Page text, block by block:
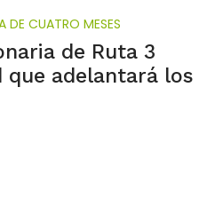
DE CUATRO MESES
de Ruta 3
que adelantará los